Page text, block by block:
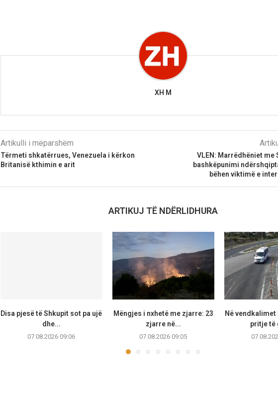
XH M
Artikulli i mëparshëm
Tërmeti shkatërrues, Venezuela i kërkon
Britanisë kthimin e arit
VLEN: Marrëdhëniet me
bashkëpunimi
bëhen viktimë e
ARTIKUJ TË NDËRLIDHURA
Disa pjesë të Shkupit sot pa ujë
dhe...
07.08.2026 09:06
Mëngjes i nxhetë me zjarre: 23
zjarre në...
07.08.2026 09:05
Në
pritje të